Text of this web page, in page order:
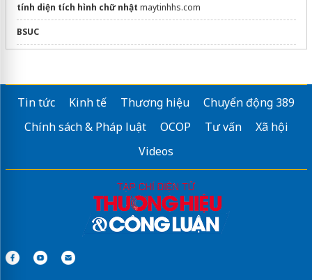
tính diện tích hình chữ nhật maytinhhs.com
BSUC
Sửa máy rửa bát bosch
Tin tức Kinh tế Thương hiệu
Chuyển động 389
Chính sách & Pháp luật
OCOP Tư vấn
Xã hội
Videos